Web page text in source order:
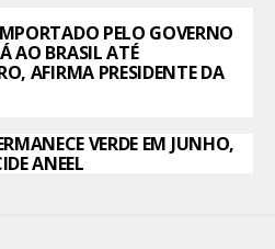
PELO GOVERNO
AO BRASIL ATÉ
AFIRMA PRESIDENTE DA
VERDE EM JUNHO,
ANEEL